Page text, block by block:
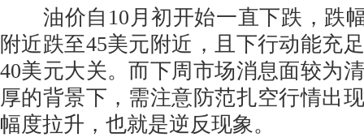
油价自10月初开始一直下跌，跌幅
附近跌至45美元附近，且下行动能充
40美元大关。而下周市场消息面较为
厚的背景下，需注意防范扎空行情出
幅度拉升，也就是逆反现象。